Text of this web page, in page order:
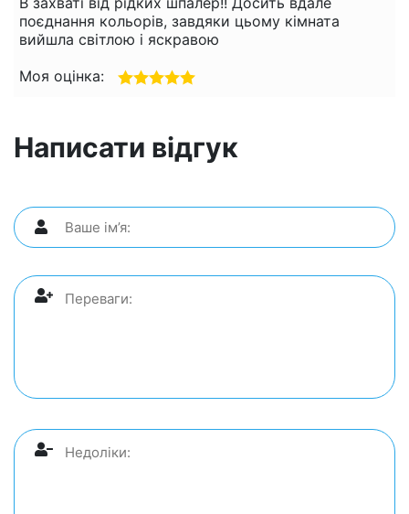
поєднання кольорів, завдяки цьому кімната
вийшла світлою і яскравою
Моя оцінка:
Написати відгук